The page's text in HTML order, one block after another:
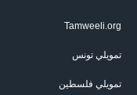
Tamweeli.org
تمويلي تونس
تمويلي فلسطين